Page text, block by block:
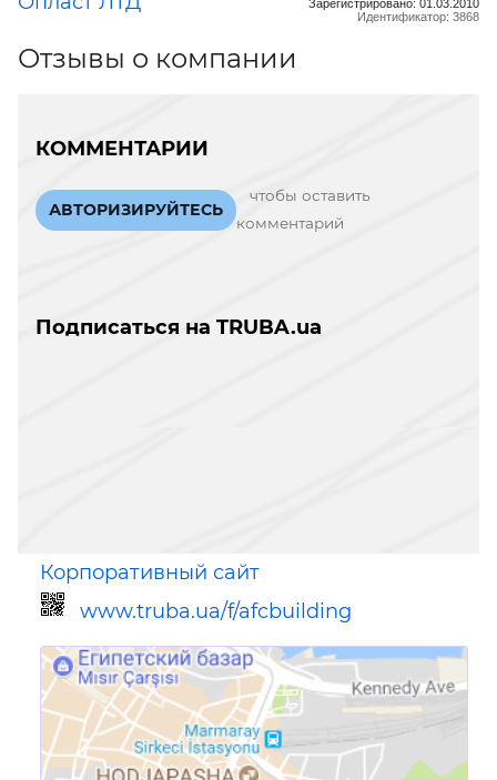
Зарегистрировано: 01.03.2010
Идентификатор: 3868
Отзывы о компании
КОММЕНТАРИИ
АВТОРИЗИРУЙТЕСЬ
чтобы оставить
комментарий
Подписаться на TRUBA.ua
Корпоративный сайт
www.truba.ua/f/afcbuilding